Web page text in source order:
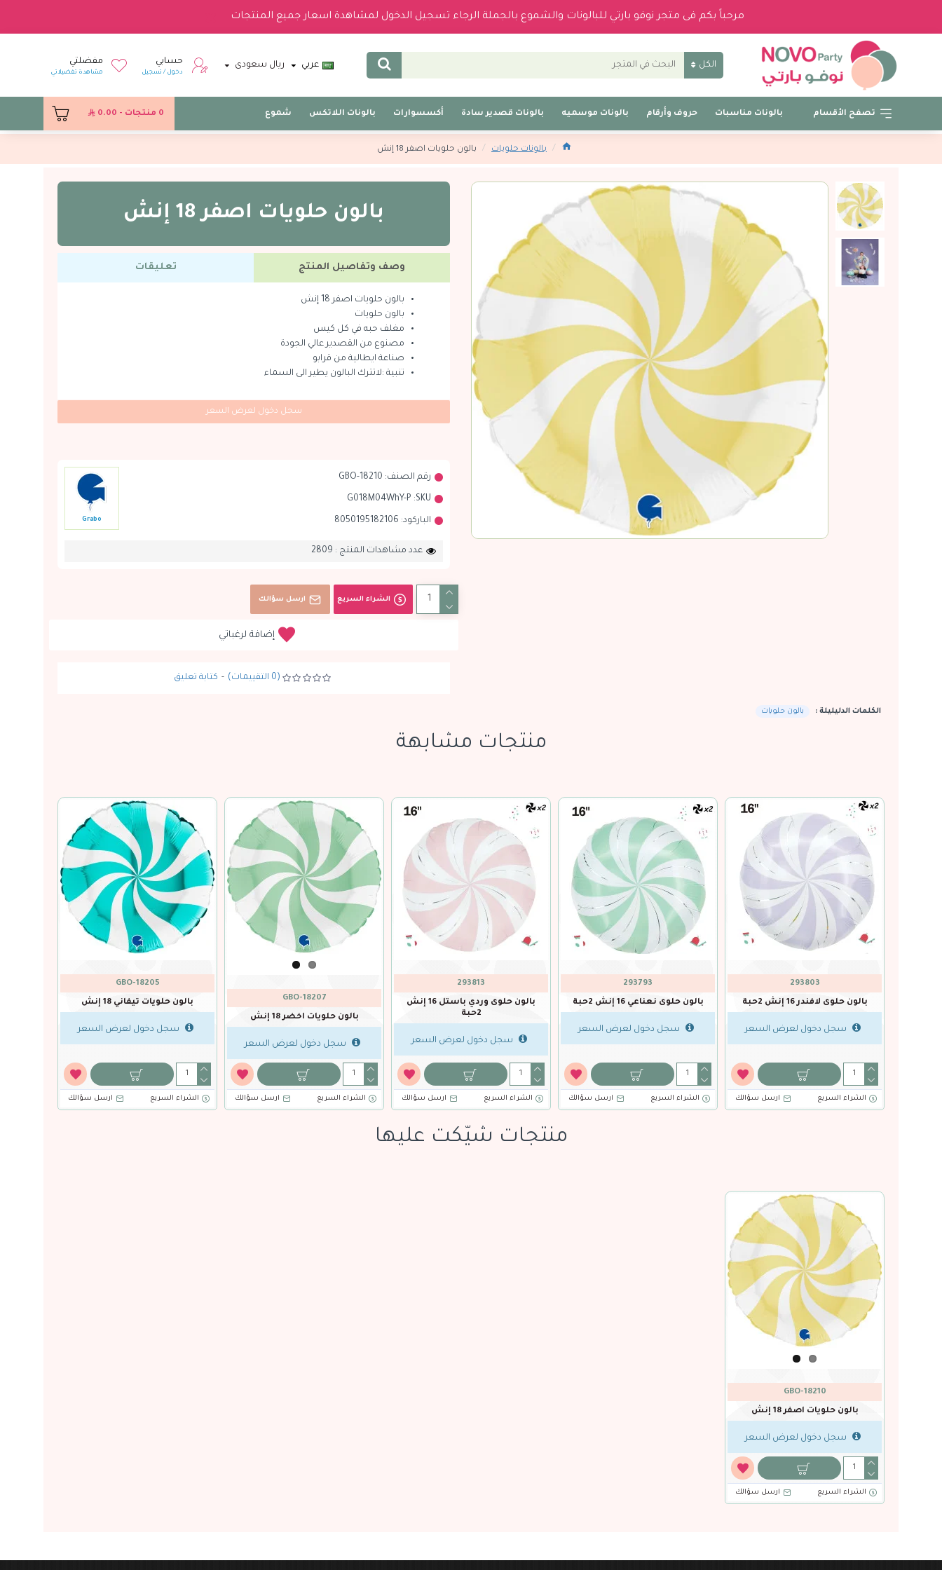
مرحباً بكم فى متجر نوفو بارتي للبالونات والشموع بالجملة الرجاء تسجيل الدخول لمشاهدة اسعار جميع المنتجات
الكل عربي ريال سعودى حسابي
دخول / تسجيل
مفضلتي
مشاهدة تفضيلاتي
تصفح الأقسام بالونات مناسبات حروف وأرقام بالونات موسميه بالونات قصدير سادة أكسسوارات بالونات اللاتكس شموع 0 منتجات - 0.00
بالونات حلويات بالون حلويات اصفر 18 إنش
بالون حلويات اصفر 18 إنش
وصف وتفاصيل المنتج تعليقات
بالون حلويات اصفر 18 إنش
بالون حلويات
مغلف حبه في كل كيس
مصنوع من القصدير عالي الجودة
صناعة ايطالية من قرابو
تنبية :لاتترك البالون يطير الى السماء
رقم الصنف: GBO-18210
SKU:
G018M04WhY-P
الباركود: 8050195182106
Grabo
عدد مشاهدات المنتج : 2809
(0 التقييمات) - كتابة تعليق
سجل دخول لعرض السعر
الشراء السريع ارسل سؤالك
إضافة لرغباتي
الكلمات الدليليلة : بالون حلويات
منتجات مشابهة
باقة بالون عصا حلوى لافندر 5 قطع
سجل دخول لعرض السعر
الشراء السريع ارسل سؤالك
باقة بالون عصا حلوى وردي باستل 5
قطع
الشراء السريع ارسل سؤالك
بالون حلوى اصفر 16 إنش 2حبة
الشراء السريع ارسل سؤالك
بالون حلوى سماوي باستل 16 إنش
2حبة
سجل دخول لعرض السعر
الشراء السريع ارسل سؤالك
بالون حلوى فوشي 16 إنش 2حبة
سجل دخول لعرض السعر
الشراء السريع ارسل سؤالك الشراء السريع
منتجات شيّكت عليها
GBO-18210
بالون حلويات اصفر 18 إنش
سجل دخول لعرض السعر
الشراء السريع ارسل سؤالك